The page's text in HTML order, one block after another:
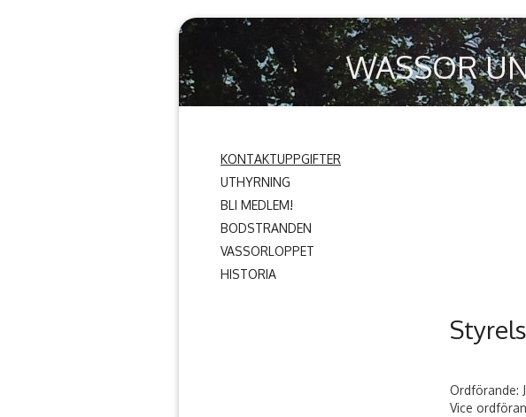
WASSOR
KONTAKTUPPGIFTER
UTHYRNING
BLI MEDLEM!
BODSTRANDEN
VASSORLOPPET
HISTORIA
Ordförande:
Vice